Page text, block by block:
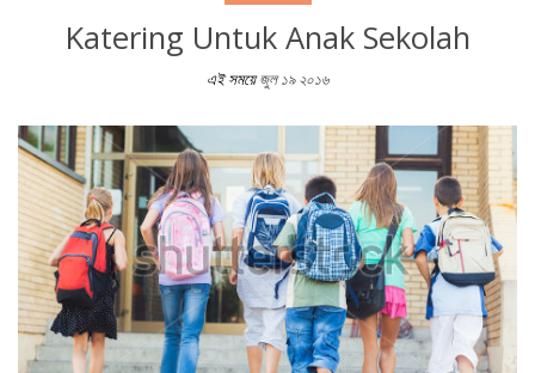
Katering Untuk Anak Sekolah
এই সময়েজুল ১৯ ২০১৬
Katering Untuk Anak Sekolah